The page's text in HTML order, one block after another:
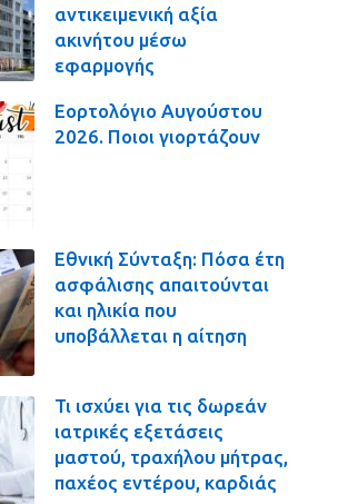
αντικειμενική αξία
ακινήτου μέσω
εφαρμογής
Εορτολόγιο Αυγούστου
2026. Ποιοι γιορτάζουν
Εθνική Σύνταξη: Πόσα έτη
ασφάλισης απαιτούνται
και ηλικία που
υποβάλλεται η αίτηση
Τι ισχύει για τις δωρεάν
ιατρικές εξετάσεις
μαστού, τραχήλου μήτρας,
παχέος εντέρου, καρδιάς